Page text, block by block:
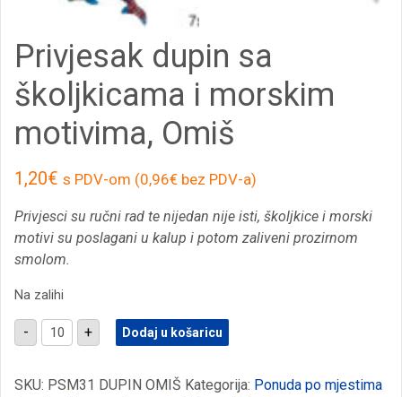
Privjesak dupin sa
školjkicama i morskim
motivima, Omiš
1,20€ s PDV-om (0,96€ bez PDV-a)
Privjesci su ručni rad te nijedan nije isti, školjkice i morski
motivi su poslagani u kalup i potom zaliveni prozirnom
smolom.
Na zalihi
-
Privjesak
dupin
i
+ Dodaj u košaricu
SKU: PSM31 DUPIN OMIŠ Kategorija: Ponuda po mjestima